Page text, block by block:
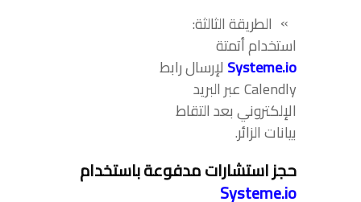
الطريقة الثالثة:
استخدام أتمتة
Systeme.io لإرسال رابط
Calendly عبر البريد
الإلكتروني بعد التقاط
بيانات الزائر.
حجز استشارات مدفوعة باستخدام
Systeme.io